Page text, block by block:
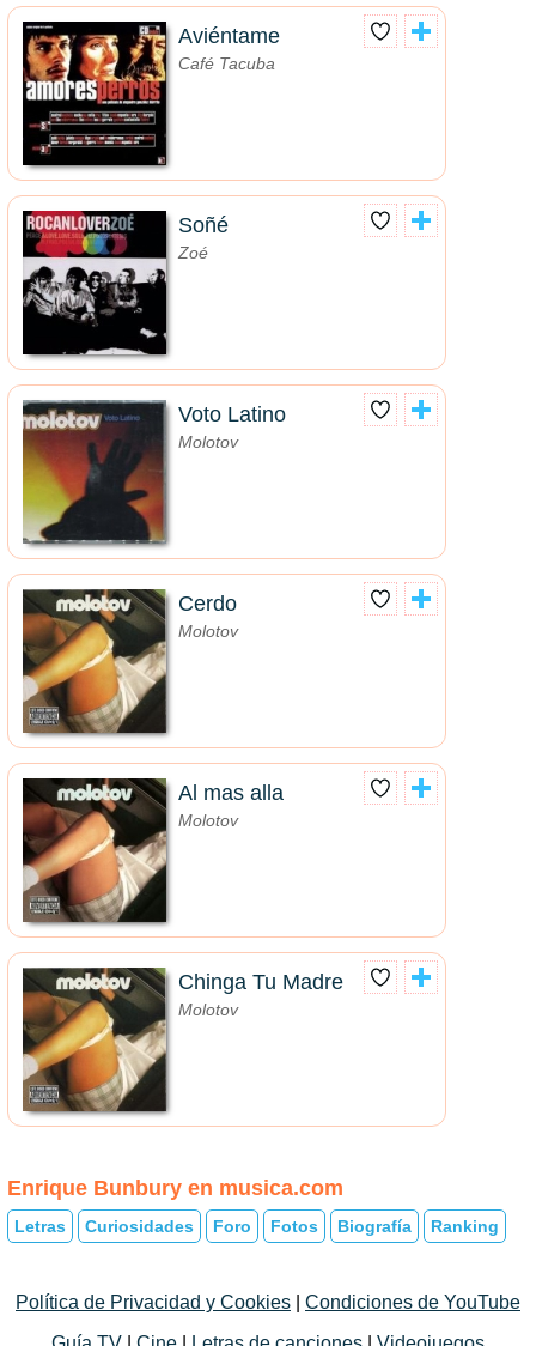
Aviéntame
Café Tacuba
Soñé
Zoé
Voto Latino
Molotov
Cerdo
Molotov
Al mas alla
Molotov
Chinga Tu Madre
Molotov
Enrique Bunbury en musica.com
Letras Curiosidades Foro Fotos Biografía Ranking
Política de Privacidad y Cookies
Condiciones de YouTube